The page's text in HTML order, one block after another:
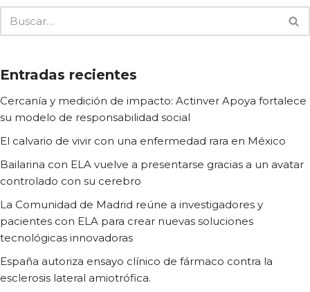
Entradas recientes
Cercanía y medición de impacto: Actinver Apoya fortalece
su modelo de responsabilidad social
El calvario de vivir con una enfermedad rara en México
Bailarina con ELA vuelve a presentarse gracias a un avatar
controlado con su cerebro
La Comunidad de Madrid reúne a investigadores y
pacientes con ELA para crear nuevas soluciones
tecnológicas innovadoras
España autoriza ensayo clínico de fármaco contra la
esclerosis lateral amiotrófica.